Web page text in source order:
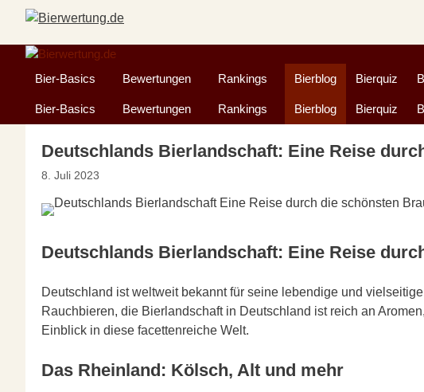
springen
Bier-Basics Bewertungen Rankings Bierblog Bierquiz
Bier-Basics Bewertungen Rankings Bierblog Bierquiz
Deutschlands Bierlandschaft: Eine Reise
8. Juli 2023
Deutschlands Bierlandschaft: Eine Reise
Deutschland ist weltweit bekannt für seine lebendige und
Rauchbieren, die Bierlandschaft in Deutschland ist reich an
Einblick in diese facettenreiche Welt.
Das Rheinland: Kölsch, Alt und mehr